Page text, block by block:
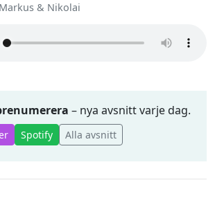
& Nikolai
– nya avsnitt varje dag.
Spotify Alla avsnitt